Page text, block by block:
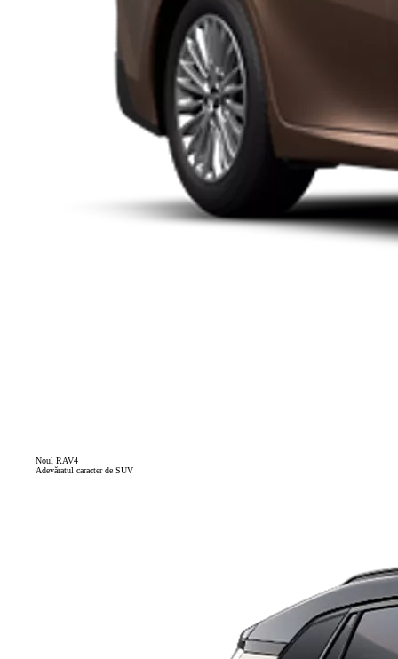
Noul RAV4
Adevăratul caracter de SUV